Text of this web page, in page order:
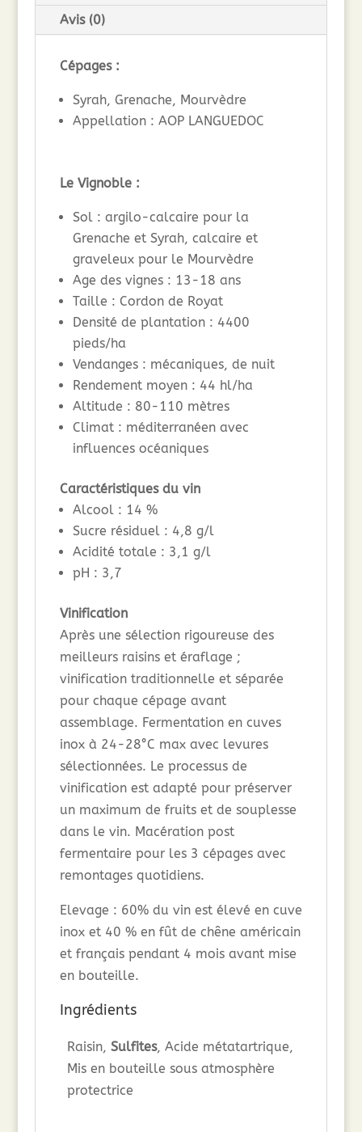
Avis (0)
Cépages :
Syrah, Grenache, Mourvèdre
Appellation : AOP LANGUEDOC
Le Vignoble :
Sol : argilo-calcaire pour la
Grenache et Syrah, calcaire et
graveleux pour le Mourvèdre
Age des vignes : 13-18 ans
Taille : Cordon de Royat
Densité de plantation : 4400
pieds/ha
Vendanges : mécaniques, de nuit
Rendement moyen : 44 hl/ha
Altitude : 80-110 mètres
Climat : méditerranéen avec
influences océaniques
Caractéristiques du vin
Alcool : 14 %
Sucre résiduel : 4,8 g/l
Acidité totale : 3,1 g/l
pH : 3,7
Vinification
Après une sélection rigoureuse des
meilleurs raisins et éraflage ;
vinification traditionnelle et séparée
pour chaque cépage avant
assemblage. Fermentation en cuves
inox à 24-28°C max avec levures
sélectionnées. Le processus de
vinification est adapté pour préserver
un maximum de fruits et de souplesse
dans le vin. Macération post
fermentaire pour les 3 cépages avec
remontages quotidiens.
Elevage : 60% du vin est élevé en cuve
inox et 40 % en fût de chêne américain
et français pendant 4 mois avant mise
en bouteille.
Ingrédients
Raisin, Sulfites, Acide métatartrique,
Mis en bouteille sous atmosphère
protectrice